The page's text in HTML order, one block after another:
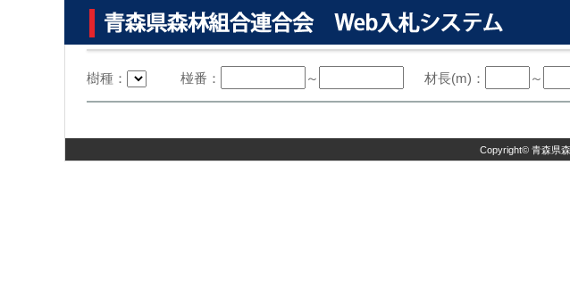
樹種： 椪番： ～ 材長(m)： ～
Copyright© 青森県